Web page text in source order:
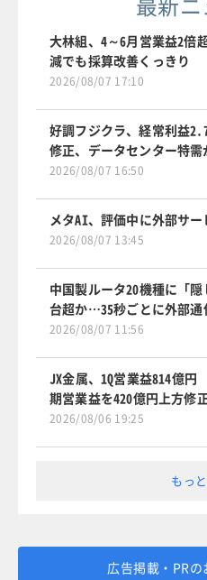
大林組、4～6月営業益2
減でも採算改善くっきり
2026/08/07 17:10
好調フジクラ、経常利益
修正、データセンター特需
2026/08/07 16:50
メタAI、評価中に外部サ
2026/08/07 13:45
中国製ルータ20機種に「
台超か…35秒ごとに外部通
2026/08/07 11:56
JX金属、1Q営業益814億
期営業益を420億円上方修
2026/08/06 19:25
もっ
広告掲載・PR